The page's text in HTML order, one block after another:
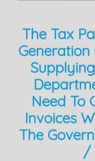
The Tax
Need To
Invoices
The
/